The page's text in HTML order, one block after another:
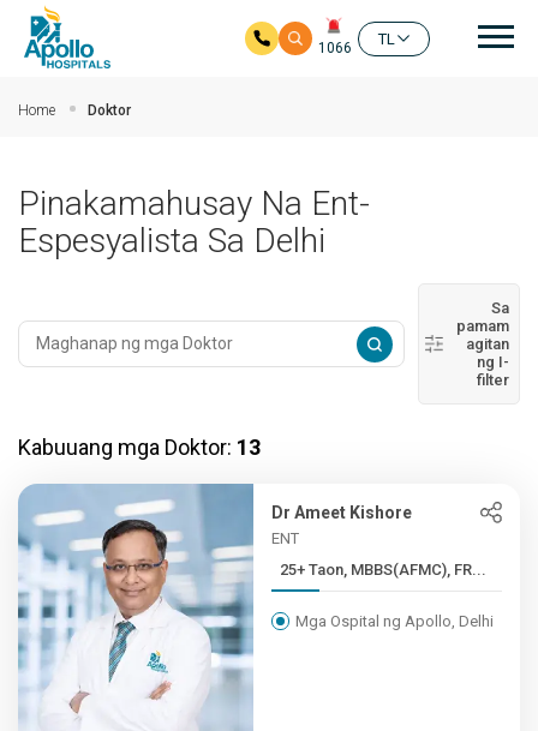
1066
TL
Home Doktor
Pinakamahusay Na Ent-
Espesyalista Sa Delhi
Sa
pamam
agitan
ng I-
filter
Kabuuang mga Doktor: 13
Dr Ameet Kishore
ENT
25+ Taon, MBBS(AFMC), FR...
Mga Ospital ng Apollo, Delhi